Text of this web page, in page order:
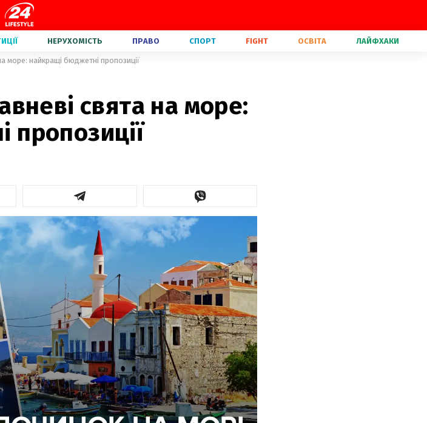
НЕРУХОМІСТЬ ПРАВО СПОРТ FIGHT ОСВІТА ЛАЙФХАКИ
море: найкращі бюджетні пропозиції
свята на море:
пропозиції